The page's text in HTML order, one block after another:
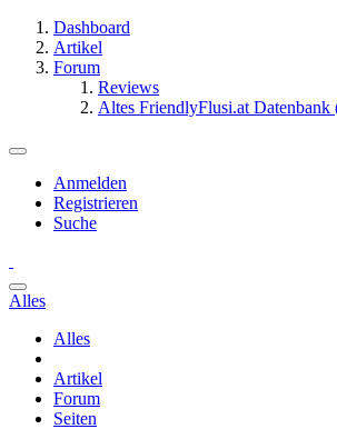
Dashboard
Artikel
Forum
Reviews
Altes FriendlyFlusi.at
Anmelden
Registrieren
Suche
Alles
Alles
Artikel
Forum
Seiten